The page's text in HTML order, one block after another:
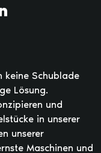
keine Schublade
Lösung.
und
in unserer
unserer
Maschinen und